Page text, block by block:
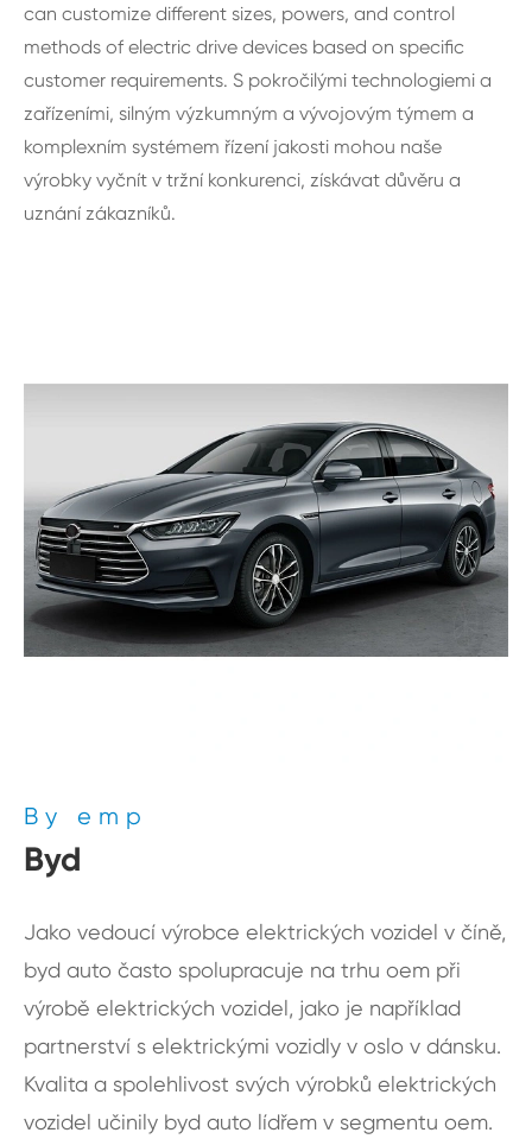
can customize different sizes, powers, and control
methods of electric drive devices based on specific
customer requirements. S pokročilými technologiemi a
zařízeními, silným výzkumným a vývojovým týmem a
komplexním systémem řízení jakosti mohou naše
výrobky vyčnít v tržní konkurenci, získávat důvěru a
uznání zákazníků.
By emp
Byd
Jako vedoucí výrobce elektrických vozidel v číně,
byd auto často spolupracuje na trhu oem při
výrobě elektrických vozidel, jako je například
partnerství s elektrickými vozidly v oslo v dánsku.
Kvalita a spolehlivost svých výrobků elektrických
vozidel učinily byd auto lídřem v segmentu oem.